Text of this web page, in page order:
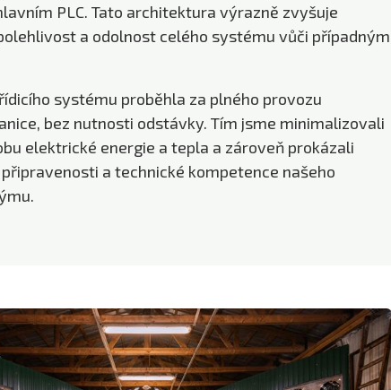
PLC. Tato architektura výrazně zvyšuje
a odolnost celého systému vůči případným
systému proběhla za plného provozu
bez nutnosti odstávky. Tím jsme minimalizovali
elektrické energie a tepla a zároveň prokázali
a technické kompetence našeho